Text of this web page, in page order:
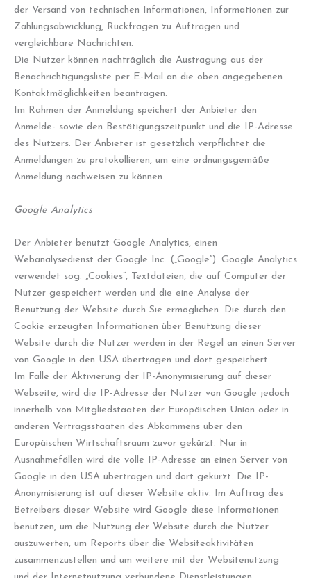
der Versand von technischen Informationen, Informationen zur
Zahlungsabwicklung, Rückfragen zu Aufträgen und
vergleichbare Nachrichten.
Die Nutzer können nachträglich die Austragung aus der
Benachrichtigungsliste per E-Mail an die oben angegebenen
Kontaktmöglichkeiten beantragen.
Im Rahmen der Anmeldung speichert der Anbieter den
Anmelde- sowie den Bestätigungszeitpunkt und die IP-Adresse
des Nutzers. Der Anbieter ist gesetzlich verpflichtet die
Anmeldungen zu protokollieren, um eine ordnungsgemäße
Anmeldung nachweisen zu können.
Google Analytics
Der Anbieter benutzt Google Analytics, einen
Webanalysedienst der Google Inc. („Google“). Google Analytics
verwendet sog. „Cookies“, Textdateien, die auf Computer der
Nutzer gespeichert werden und die eine Analyse der
Benutzung der Website durch Sie ermöglichen. Die durch den
Cookie erzeugten Informationen über Benutzung dieser
Website durch die Nutzer werden in der Regel an einen Server
von Google in den USA übertragen und dort gespeichert.
Im Falle der Aktivierung der IP-Anonymisierung auf dieser
Webseite, wird die IP-Adresse der Nutzer von Google jedoch
innerhalb von Mitgliedstaaten der Europäischen Union oder in
anderen Vertragsstaaten des Abkommens über den
Europäischen Wirtschaftsraum zuvor gekürzt. Nur in
Ausnahmefällen wird die volle IP-Adresse an einen Server von
Google in den USA übertragen und dort gekürzt. Die IP-
Anonymisierung ist auf dieser Website aktiv. Im Auftrag des
Betreibers dieser Website wird Google diese Informationen
benutzen, um die Nutzung der Website durch die Nutzer
auszuwerten, um Reports über die Websiteaktivitäten
zusammenzustellen und um weitere mit der Websitenutzung